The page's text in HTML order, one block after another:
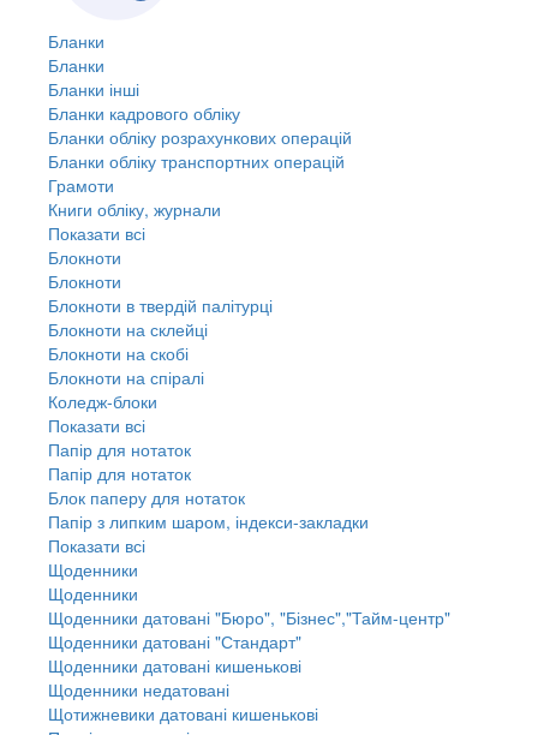
Бланки
Бланки
Бланки інші
Бланки кадрового обліку
Бланки обліку розрахункових операцій
Бланки обліку транспортних операцій
Грамоти
Книги обліку, журнали
Показати всі
Блокноти
Блокноти
Блокноти в твердій палітурці
Блокноти на склейці
Блокноти на скобі
Блокноти на спіралі
Коледж-блоки
Показати всі
Папір для нотаток
Папір для нотаток
Блок паперу для нотаток
Папір з липким шаром, індекси-закладки
Показати всі
Щоденники
Щоденники
Щоденники датовані "Бюро", "Бізнес","Тайм-центр"
Щоденники датовані "Стандарт"
Щоденники датовані кишенькові
Щоденники недатовані
Щотижневики датовані кишенькові